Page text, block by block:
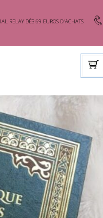
RELAY DÈS 69 EUROS D'ACHATS